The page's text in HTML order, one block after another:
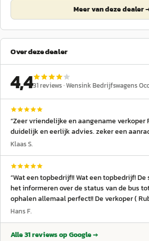
Meer van deze dealer
Over deze dealer
4,431reviews ·Wensink Bedrijfswagens
“Zeer vriendelijke en aangename verkoper
duidelijk en eerlijk advies. zeker een
Klaas S.
“Wat een topbedrijf!! Wat een topbedrijf!
het informeren over de status van de bus
ophalen allemaal perfect!! De verkoper (
collega’s waren heel oprecht, eerlijk en
was te veel en op elke mail en of app werd
Hans F.
Alle31reviews op Google →